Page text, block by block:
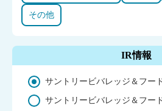
その他
IR情報
サントリービバレッジ＆フー
サントリービバレッジ＆フー